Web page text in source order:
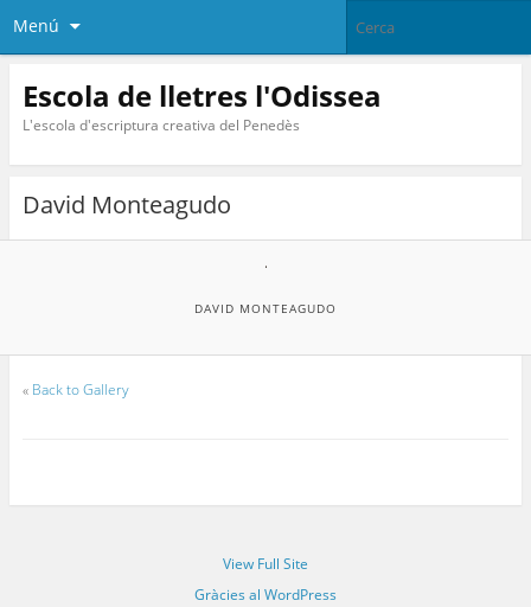
Menú
Escola de lletres l'Odissea
L'escola d'escriptura creativa del Penedès
David Monteagudo
DAVID MONTEAGUDO
« Back to Gallery
View Full Site
Gràcies al WordPress